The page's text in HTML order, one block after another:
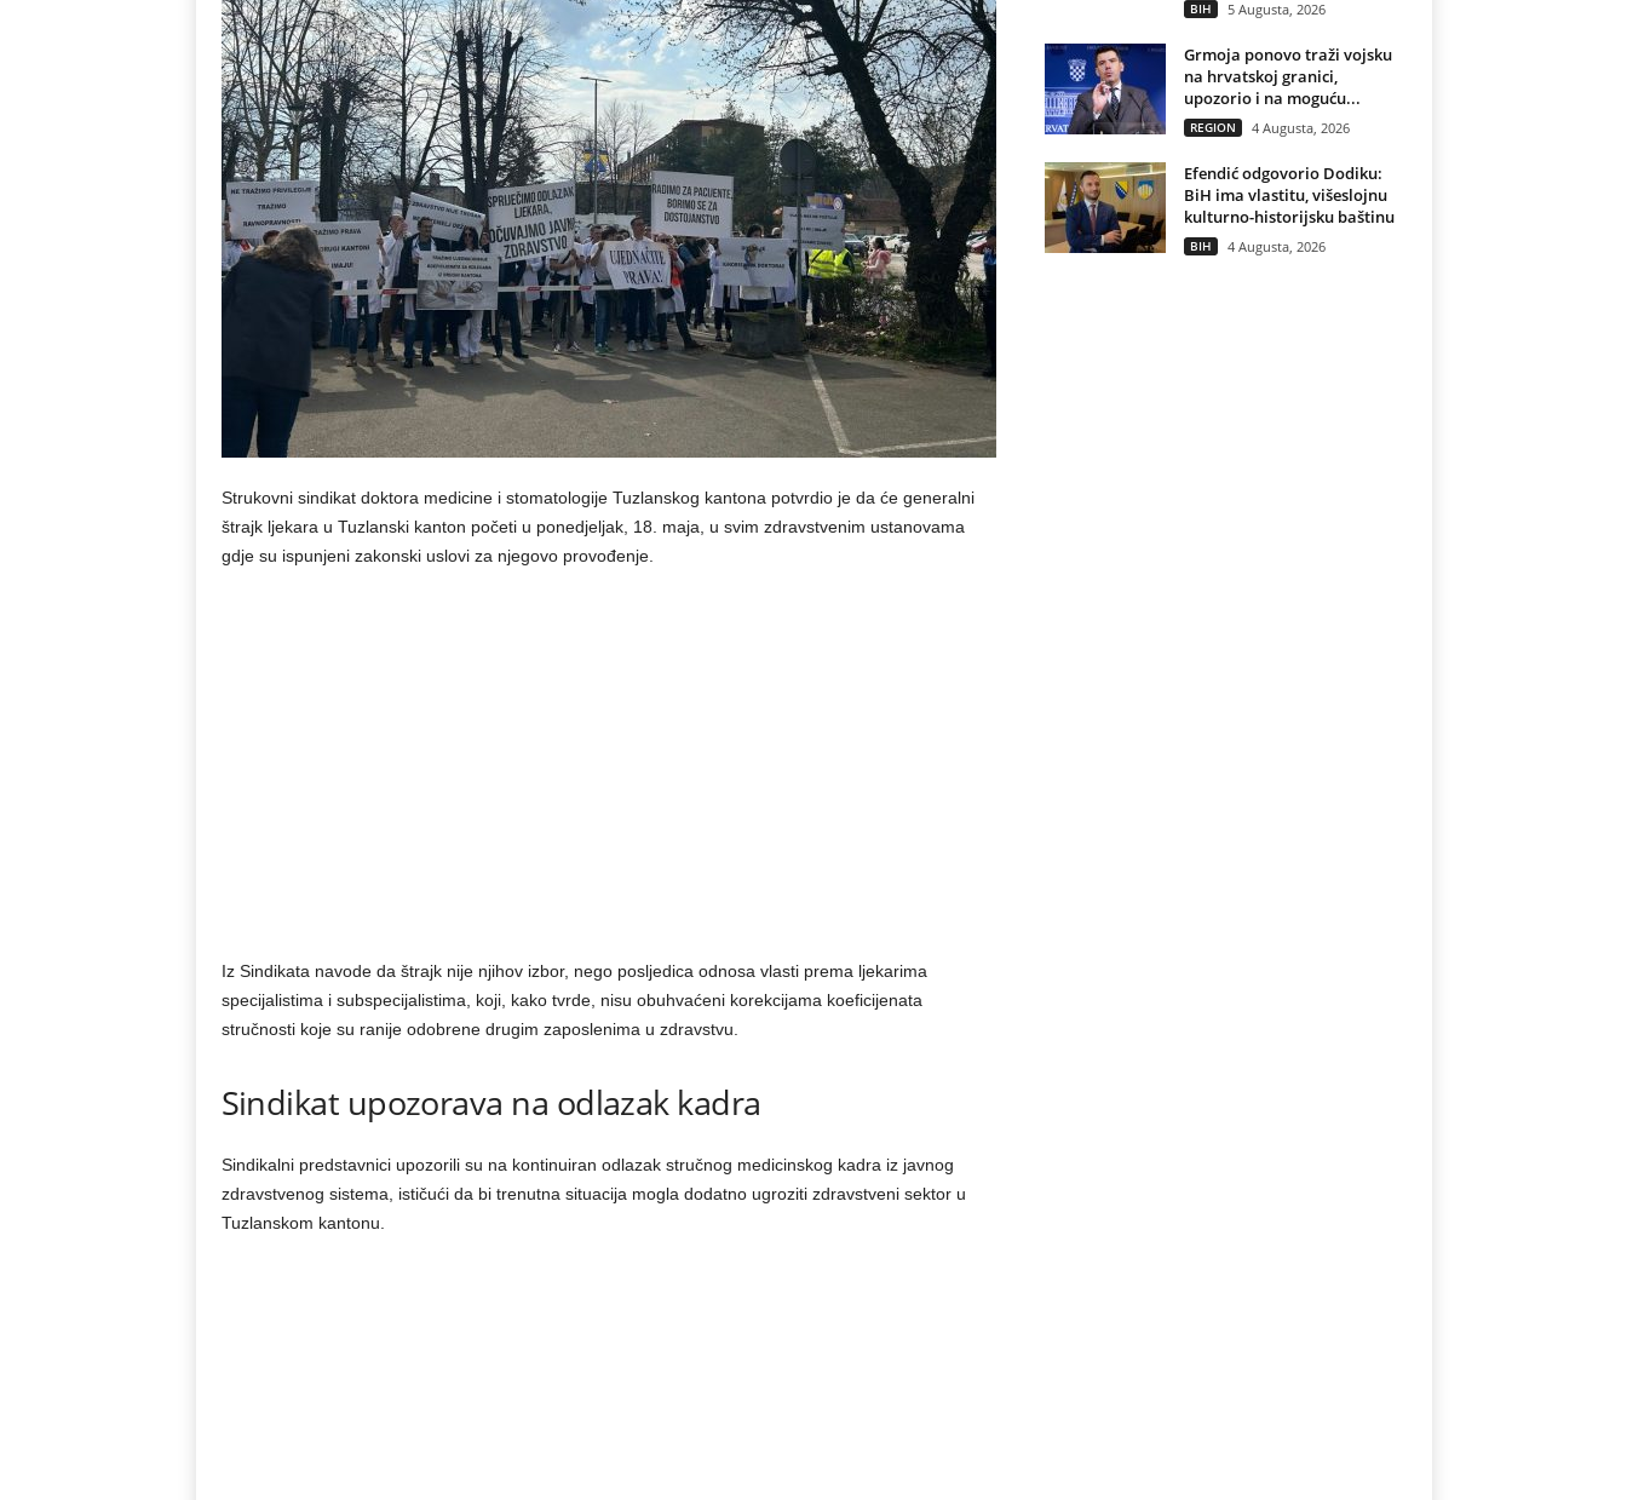
Strukovni sindikat doktora medicine i stomatologije Tuzlanskog kantona potvrdio je da će generalni
štrajk ljekara u Tuzlanski kanton početi u ponedjeljak, 18. maja, u svim zdravstvenim ustanovama
gdje su ispunjeni zakonski uslovi za njegovo provođenje.
Iz Sindikata navode da štrajk nije njihov izbor, nego posljedica odnosa vlasti prema ljekarima
specijalistima i subspecijalistima, koji, kako tvrde, nisu obuhvaćeni korekcijama koeficijenata
stručnosti koje su ranije odobrene drugim zaposlenima u zdravstvu.
Sindikat upozorava na odlazak kadra
Sindikalni predstavnici upozorili su na kontinuiran odlazak stručnog medicinskog kadra iz javnog
zdravstvenog sistema, ističući da bi trenutna situacija mogla dodatno ugroziti zdravstveni sektor u
Tuzlanskom kantonu.
BIH 5 Augusta, 2026
Grmoja ponovo traži vojsku
na hrvatskoj granici,
upozorio i na moguću...
REGION 4 Augusta, 2026
Efendić odgovorio Dodiku:
BiH ima vlastitu, višeslojnu
kulturno-historijsku baštinu
BIH 4 Augusta, 2026